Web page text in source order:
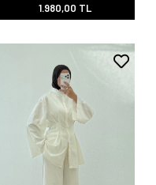
1.980,00 TL